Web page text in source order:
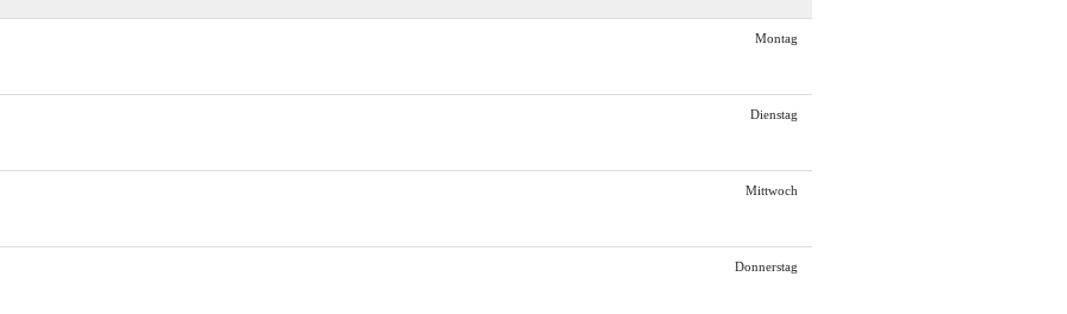
Montag
Dienstag
Mittwoch
Donnerstag